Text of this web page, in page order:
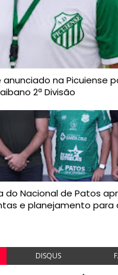
anunciado na Picuiense
2ª Divisão
do Nacional de Patos
e planejamento para
DISQUS